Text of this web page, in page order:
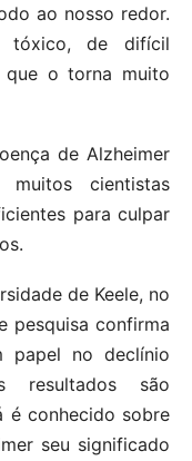
ao nosso redor.
tóxico, de difícil
que o torna muito
de Alzheimer
cientistas
para culpar
de Keele, no
pesquisa confirma
papel no declínio
resultados são
é conhecido sobre
seu significado